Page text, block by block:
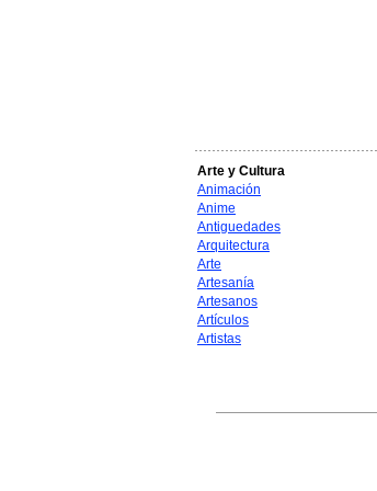
Arte y Cultura
Animación
Anime
Antiguedades
Arquitectura
Arte
Artesanía
Artesanos
Artículos
Artistas